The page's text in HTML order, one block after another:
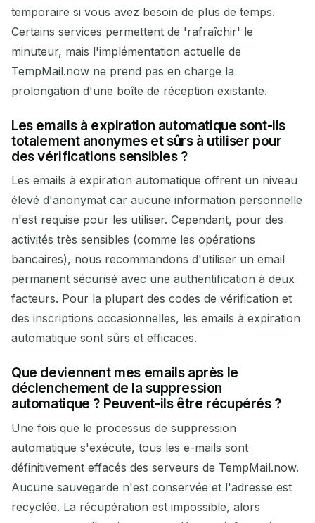
temporaire si vous avez besoin de plus de temps.
Certains services permettent de 'rafraîchir' le
minuteur, mais l'implémentation actuelle de
TempMail.now ne prend pas en charge la
prolongation d'une boîte de réception existante.
Les emails à expiration automatique sont-ils
totalement anonymes et sûrs à utiliser pour
des vérifications sensibles ?
Les emails à expiration automatique offrent un niveau
élevé d'anonymat car aucune information personnelle
n'est requise pour les utiliser. Cependant, pour des
activités très sensibles (comme les opérations
bancaires), nous recommandons d'utiliser un email
permanent sécurisé avec une authentification à deux
facteurs. Pour la plupart des codes de vérification et
des inscriptions occasionnelles, les emails à expiration
automatique sont sûrs et efficaces.
Que deviennent mes emails après le
déclenchement de la suppression
automatique ? Peuvent-ils être récupérés ?
Une fois que le processus de suppression
automatique s'exécute, tous les e-mails sont
définitivement effacés des serveurs de TempMail.now.
Aucune sauvegarde n'est conservée et l'adresse est
recyclée. La récupération est impossible, alors